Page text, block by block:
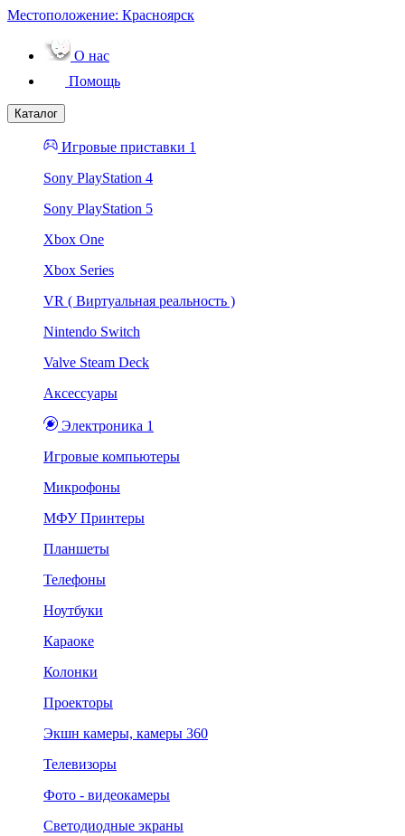
Местоположение: Красноярск
О нас
Помощь
Каталог
Игровые приставки 1
Sony PlayStation 4
Sony PlayStation 5
Xbox One
Xbox Series
VR ( Виртуальная реальность )
Nintendo Switch
Valve Steam Deck
Аксессуары
Электроника 1
Игровые компьютеры
Микрофоны
МФУ Принтеры
Планшеты
Телефоны
Ноутбуки
Караоке
Колонки
Проекторы
Экшн камеры, камеры 360
Телевизоры
Фото - видеокамеры
Светодиодные экраны